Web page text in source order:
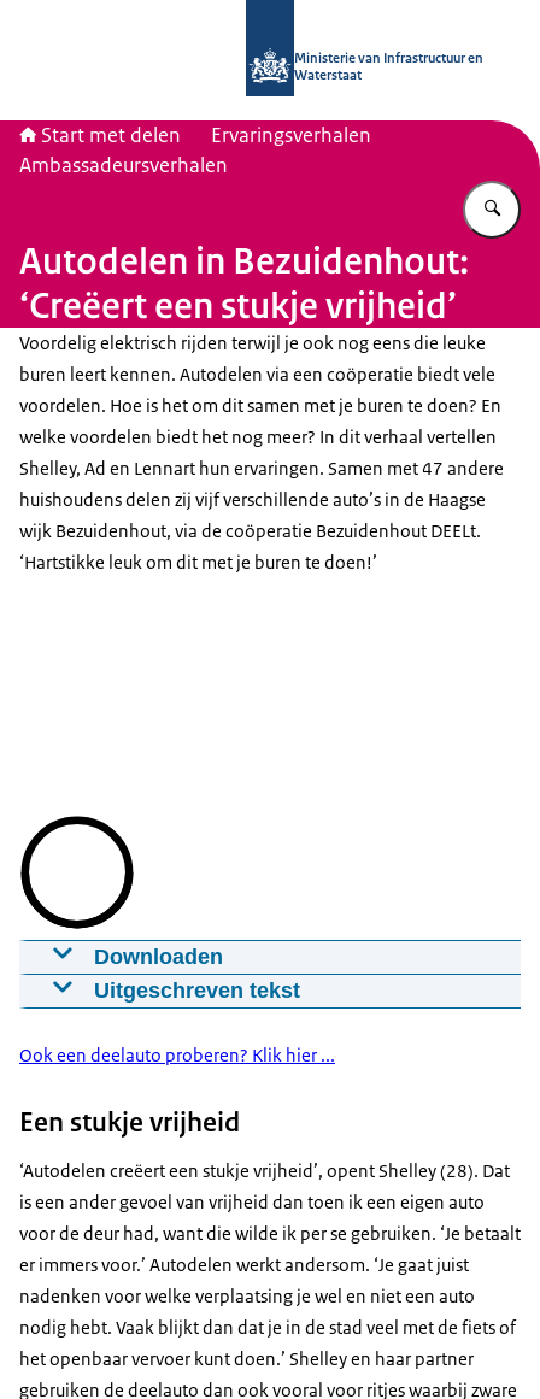
Ministerie van Infrastructuur en
Waterstaat
Start met delen
Ervaringsverhalen
Ambassadeursverhalen
Autodelen in Bezuidenhout:
‘Creëert een stukje vrijheid’
Voordelig elektrisch rijden terwijl je ook nog eens die leuke
buren leert kennen. Autodelen via een coöperatie biedt vele
voordelen. Hoe is het om dit samen met je buren te doen? En
welke voordelen biedt het nog meer? In dit verhaal vertellen
Shelley, Ad en Lennart hun ervaringen. Samen met 47 andere
huishoudens delen zij vijf verschillende auto’s in de Haagse
wijk Bezuidenhout, via de coöperatie Bezuidenhout DEELt.
‘Hartstikke leuk om dit met je buren te doen!’
Downloaden
Autodelen in Bezuidenhout: ‘Creëert een
29-11-2023 00:01:11 mp4 160,5 MB
Ondertiteling
srt
Download
Audiobeschrijving
mp3 710,1 MB
Download
Uitgeschreven tekst
de buurt... ...delen wij een aantal auto’s via de
superveel voordelen Binnen de coöperatie regelen
komen Wij bepalen de tariefstructuur Maar wij
organiseren ook de administratie eromheen En in
ruil daarvoor betalen mensen dus maandelijks wat
ze gebruiken van zo’n auto En eigenlijk is dat bijna
altijd minder dan dat je voor een eigen auto zou
betalen En dat niet alleen, je krijgt ook nog keuze
Uit vijf verschillende auto’s Zowel heel klein als
Ook een deelauto proberen? Klik hier ...
Een stukje vrijheid
‘Autodelen creëert een stukje vrijheid’, opent Shelley (28). Dat
is een ander gevoel van vrijheid dan toen ik een eigen auto
voor de deur had, want die wilde ik per se gebruiken. ‘Je betaalt
er immers voor.’ Autodelen werkt andersom. ‘Je gaat juist
nadenken voor welke verplaatsing je wel en niet een auto
nodig hebt. Vaak blijkt dan dat je in de stad veel met de fiets of
het openbaar vervoer kunt doen.’ Shelley en haar partner
gebruiken de deelauto dan ook vooral voor ritjes waarbij zware